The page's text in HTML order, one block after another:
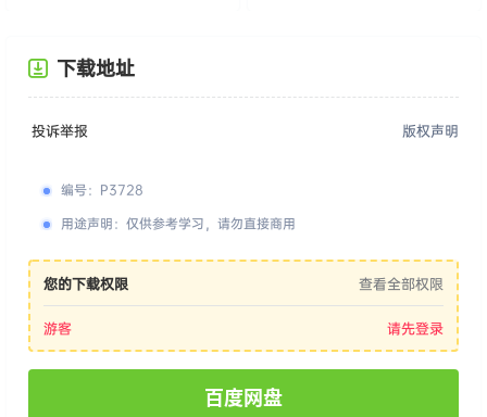
下载地址
投诉举报 版权声明
编号： P3728
用途声明： 仅供参考学习，请勿直接商用
您的下载权限 查看全部权限
游客 请先登录
百度网盘